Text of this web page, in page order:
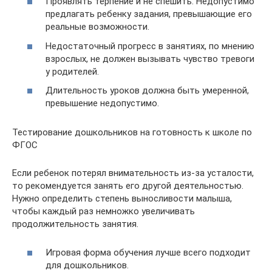
предлагать ребенку задания, превышающие его
реальные возможности.
Недостаточный прогресс в занятиях, по мнению
взрослых, не должен вызывать чувство тревоги
у родителей.
Длительность уроков должна быть умеренной,
превышение недопустимо.
Тестирование дошкольников на готовность к школе по
ФГОС
Если ребенок потерял внимательность из-за усталости,
то рекомендуется занять его другой деятельностью.
Нужно определить степень выносливости малыша,
чтобы каждый раз немножко увеличивать
продолжительность занятия.
Игровая форма обучения лучше всего подходит
для дошкольников.